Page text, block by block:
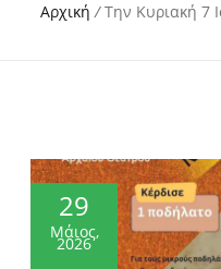
Αρχική /Την Κυριακή 7
29
Μάιος,
2026